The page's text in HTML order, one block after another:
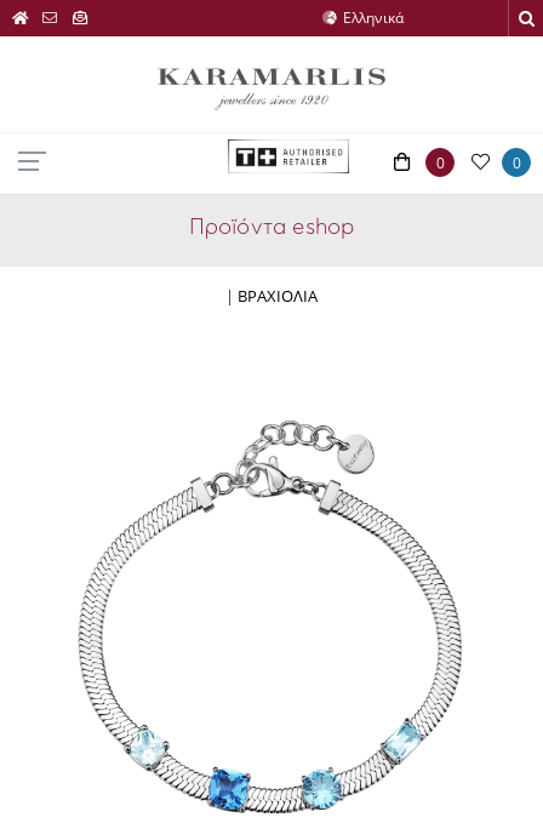
0 0
Προϊόντα eshop
| ΒΡΑΧΙΟΛΙΑ